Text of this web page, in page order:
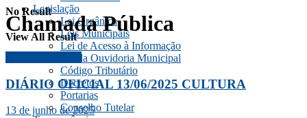
No Result
View All Result
Legislação
Lei Orgânica
Leis Municipais
Lei de Acesso à Informação
Lei da Ouvidoria Municipal
Código Tributário
Decretos
Portarias
Conselho Tutelar
Chamada Pública
DIÁRIO OFICIAL 13/06/2025 CULTURA
13 de junho de 2025